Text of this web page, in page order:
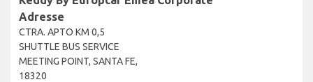
Adresse
CTRA. APTO KM 0,5
SHUTTLE BUS SERVICE
MEETING POINT, SANTA FE,
18320